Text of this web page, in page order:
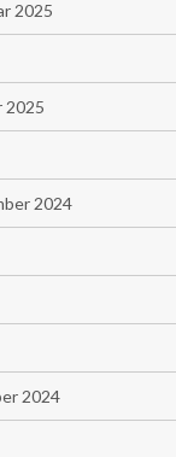
2025
2025
2024
2024